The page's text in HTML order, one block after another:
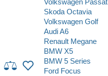
Volkswagen Passat
Skoda Octavia
Volkswagen Golf
Audi A6
Renault Megane
BMW X5
BMW 5 Series
Ford Focus